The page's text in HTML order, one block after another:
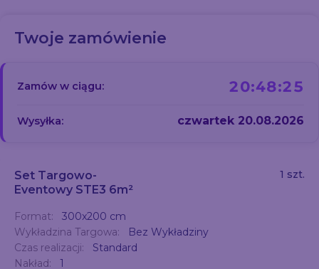
Twoje zamówienie
Zamów w ciągu: 20:48:24
Wysyłka: czwartek 20.08.2026
Set Targowo-
Eventowy STE3 6m²
1 szt.
Format:
300x200 cm
Wykładzina Targowa:
Bez Wykładziny
Czas realizacji:
Standard
Nakład:
1